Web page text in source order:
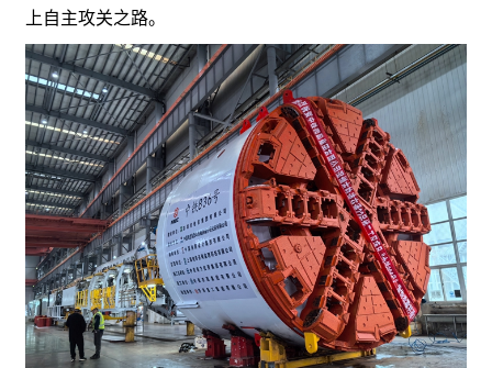
上自主攻关之路。